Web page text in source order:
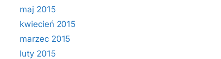
maj 2015
kwiecień 2015
marzec 2015
luty 2015